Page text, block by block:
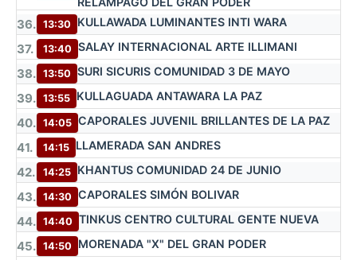
36. 13:30 KULLAWADA LUMINANTES INTI WARA
37. 13:40 SALAY INTERNACIONAL ARTE ILLIMANI
38. 13:50 SURI SICURIS COMUNIDAD 3 DE MAYO
39. 13:55 KULLAGUADA ANTAWARA LA PAZ
40. 14:05 CAPORALES JUVENIL BRILLANTES DE LA PAZ
41. 14:15 LLAMERADA SAN ANDRES
42. 14:25 KHANTUS COMUNIDAD 24 DE JUNIO
43. 14:30 CAPORALES SIMÓN BOLIVAR
44. 14:40 TINKUS CENTRO CULTURAL GENTE NUEVA
45. 14:50 MORENADA "X" DEL GRAN PODER